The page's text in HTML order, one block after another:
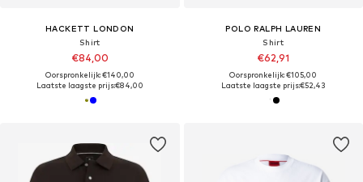
HACKETT LONDON
Shirt
€84,00
Oorspronkelijk: €140,00
Laatste laagste prijs:€84,00
POLO RALPH LAUREN
Shirt
€62,91
Oorspronkelijk: €105,00
Laatste laagste prijs:€52,43